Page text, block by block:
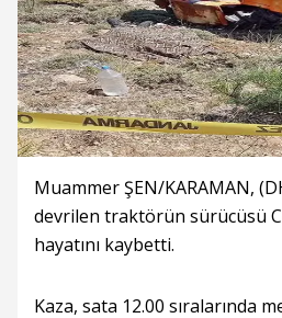
Muammer ŞEN/KARAMAN,
devrilen traktörün sürücüsü
hayatını kaybetti.
Kaza, sata 12.00 sıralarında